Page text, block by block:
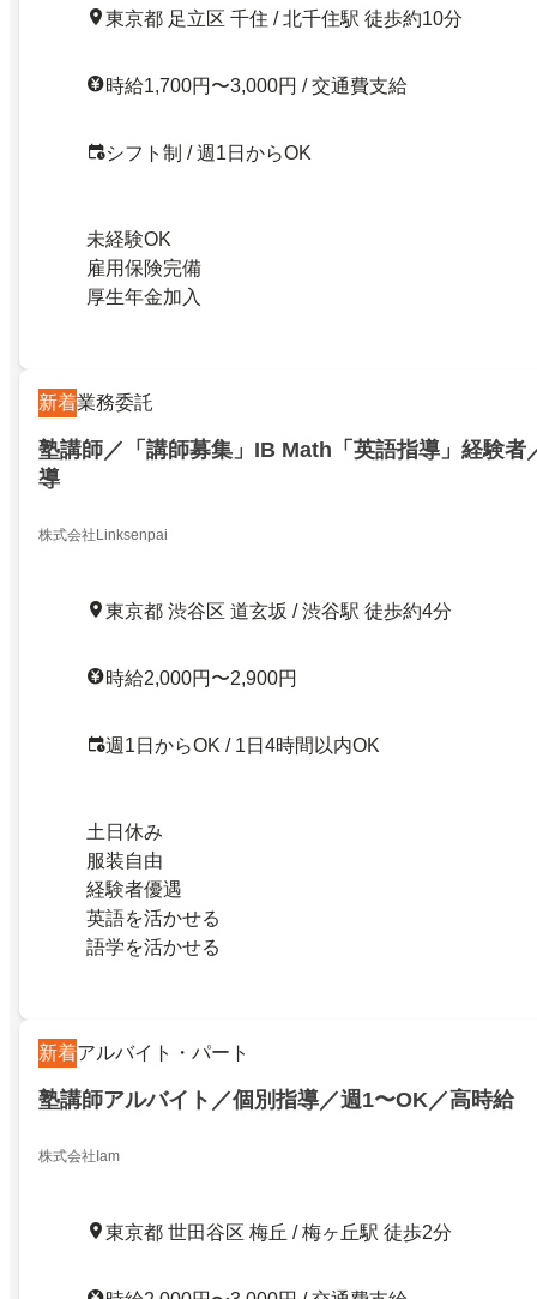
東京都 足立区 千住 / 北千住駅 徒歩約10分
時給1,700円〜3,000円 / 交通費支給
シフト制 / 週1日からOK
未経験OK
雇用保険完備
厚生年金加入
新着業務委託
塾講師／「講師募集」IB Math「英語指導」経験者
導
株式会社Linksenpai
東京都 渋谷区 道玄坂 / 渋谷駅 徒歩約4分
時給2,000円〜2,900円
週1日からOK / 1日4時間以内OK
土日休み
服装自由
経験者優遇
英語を活かせる
語学を活かせる
新着アルバイト・パート
塾講師アルバイト／個別指導／週1〜OK／高時給
株式会社Iam
東京都 世田谷区 梅丘 / 梅ヶ丘駅 徒歩2分